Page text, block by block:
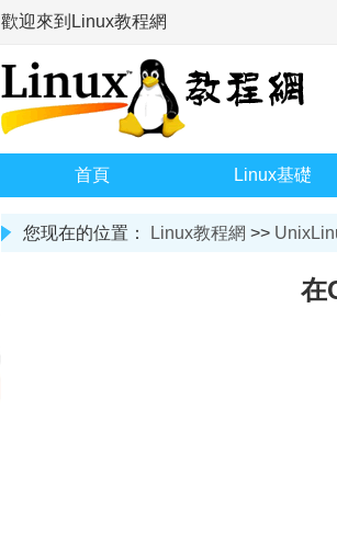
歡迎來到Linux教程網
首頁 Linux基礎
您现在的位置： Linux教程網 >>
在